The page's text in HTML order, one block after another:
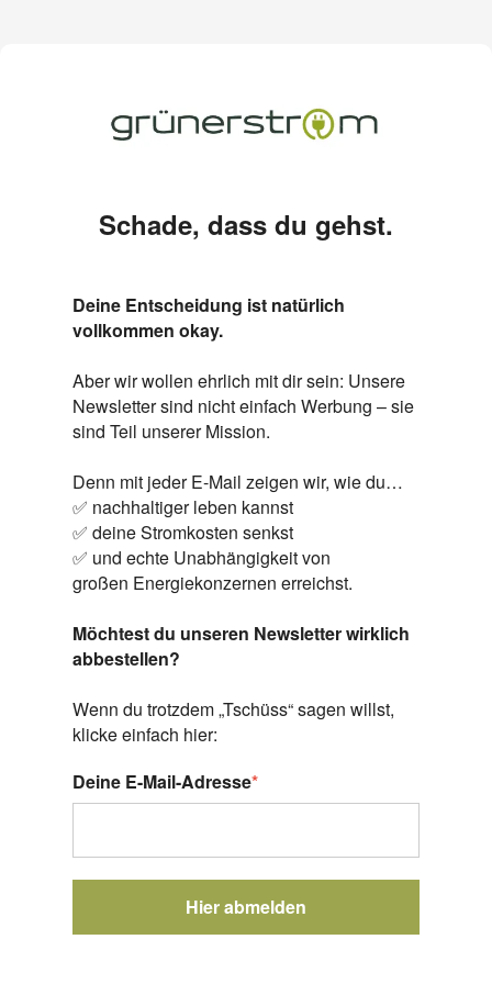
Schade, dass du gehst.
Deine Entscheidung ist natürlich
vollkommen okay.
Aber wir wollen ehrlich mit dir sein: Unsere
Newsletter sind nicht einfach Werbung – sie
sind Teil unserer Mission.
Denn mit jeder E-Mail zeigen wir, wie du…
✅ nachhaltiger leben kannst
✅ deine Stromkosten senkst
✅ und echte Unabhängigkeit von
großen Energiekonzernen erreichst.
Möchtest du unseren Newsletter wirklich
abbestellen?
Wenn du trotzdem „Tschüss“ sagen willst,
klicke einfach hier:
Deine E-Mail-Adresse*
Hier abmelden